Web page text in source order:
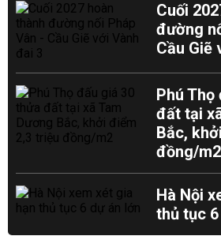
Cuối
đường
Cầu Giẽ
Phú Thọ
đất tại
Bắc,
đồng/m2
Hà Nội
thủ tục